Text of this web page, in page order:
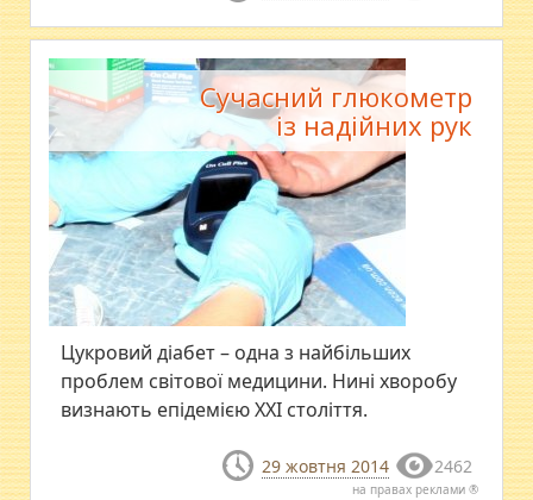
Сучасний глюкометр
із надійних рук
Цукровий діабет – одна з найбільших
проблем світової медицини. Нині хворобу
визнають епідемією ХХІ століття.
29 жовтня 2014 2462
на правах реклами ®